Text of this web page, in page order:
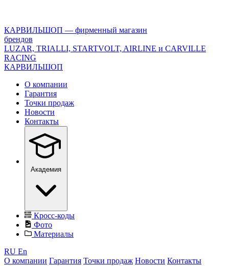
version="1.0"
encoding="utf-
8"?
>
КАРВИЛЬШОП — фирменный магазин
брендов
LUZAR, TRIALLI, STARTVOLT, AIRLINE и CARVILLE
RACING
КАРВИЛЬШОП
О компании
Гарантия
Точки продаж
Новости
Контакты
Академия
Кросс-коды
Фото
Материалы
RU En
О компании Гарантия Точки продаж Новости Контакты